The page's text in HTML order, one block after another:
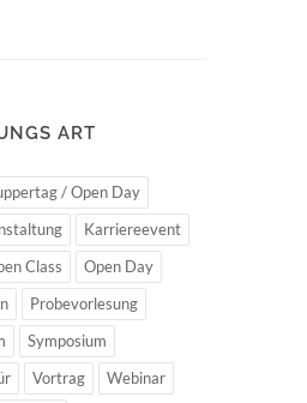
ART
/ Open Day
Karriereevent
Class
Open Day
Probevorlesung
Symposium
Vortrag
Webinar